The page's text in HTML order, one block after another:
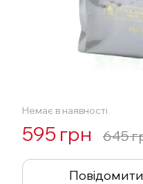
Немає в наявності
595 грн 645